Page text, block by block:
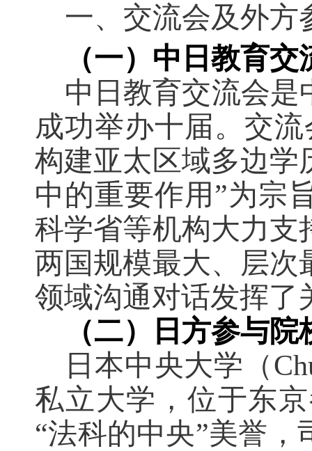
一、交流会及外方
（一）中日教育
中日教育交流会是
成功举办十届。交
构建亚太区域多边学
中的重要作用”为宗
科学省等机构大力支
两国规模最大、层次
领域沟通对话发挥了
（二）日方参与院
日本中央大学（
私立大学，位于东
“法科的中央”美誉，